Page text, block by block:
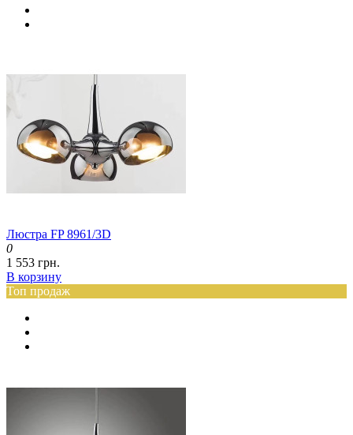
Люстра FP 8961/3D
0
1 553 грн.
В корзину
Топ продаж